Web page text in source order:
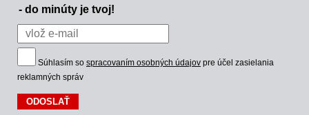
- do minúty je tvoj!
Súhlasím so spracovaním osobných údajov pre účel zasielania
reklamných správ